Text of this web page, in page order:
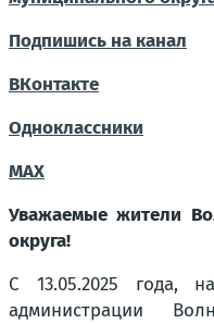
Подпишись на канал
ВКонтакте
Одноклассники
MAX
Уважаемые жители
округа!
С 13.05.2025 года,
администрации